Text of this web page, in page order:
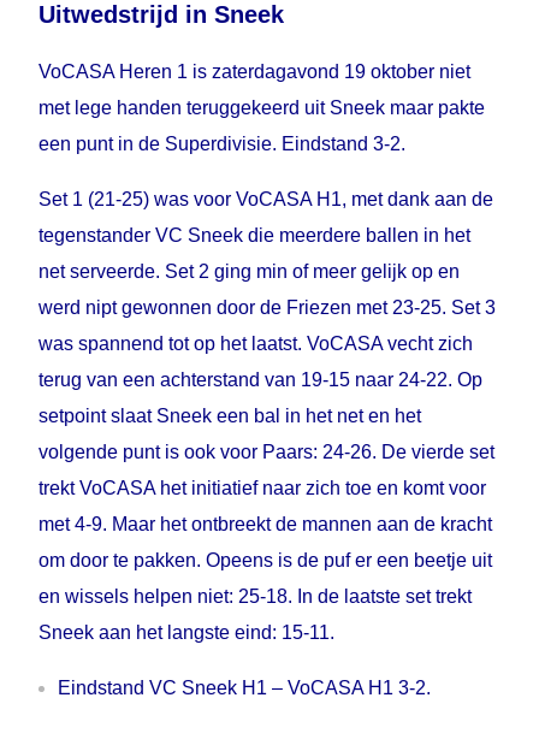
Uitwedstrijd in Sneek
VoCASA Heren 1 is zaterdagavond 19 oktober niet
met lege handen teruggekeerd uit Sneek maar pakte
een punt in de Superdivisie. Eindstand 3-2.
Set 1 (21-25) was voor VoCASA H1, met dank aan de
tegenstander VC Sneek die meerdere ballen in het
net serveerde. Set 2 ging min of meer gelijk op en
werd nipt gewonnen door de Friezen met 23-25. Set 3
was spannend tot op het laatst. VoCASA vecht zich
terug van een achterstand van 19-15 naar 24-22. Op
setpoint slaat Sneek een bal in het net en het
volgende punt is ook voor Paars: 24-26. De vierde set
trekt VoCASA het initiatief naar zich toe en komt voor
met 4-9. Maar het ontbreekt de mannen aan de kracht
om door te pakken. Opeens is de puf er een beetje uit
en wissels helpen niet: 25-18. In de laatste set trekt
Sneek aan het langste eind: 15-11.
Eindstand VC Sneek H1 – VoCASA H1 3-2.